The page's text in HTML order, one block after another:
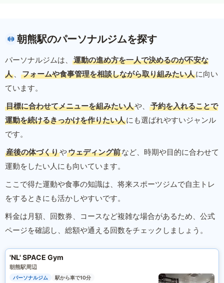
朝熊駅のパーソナルジムを探す
パーソナルジムは、
運動の進め方を一人で決めるのが不安な
人 、 フォームや食事管理を相談しながら取り組みたい人に向い
ています。
目標に合わせてメニューを組みたい人や、
予約を入れることで
運動を続けるきっかけを作りたい人にも選ばれやすいジャンル
です。
産後の体づくりやウェディング前など、時期や目的に合わせて
運動をしたい人にも向いています。
ここで得た運動や食事の知識は、将来スポーツジムで自主トレ
をするときにも活かしやすいです。
料金は月額、回数券、コースなど複雑な場合があるため、公式
ページを確認し、総額や通える回数をチェックしましょう。
'NL' SPACE Gym
朝熊駅周辺
パーソナルジム 駅から車で10分